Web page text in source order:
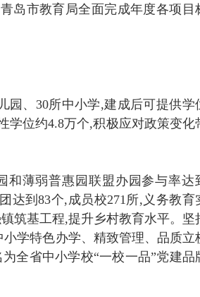
岛市教育局全面完成年度各项目
园、30所中小学,建成后可提供学
学位约4.8万个,积极应对政策变化
薄弱普惠园联盟办园参与率达
达到83个,成员校271所,义务教育
筑基工程,提升乡村教育水平。坚
学特色办学、精致管理、品质立
全省中小学校“一校一品”党建品